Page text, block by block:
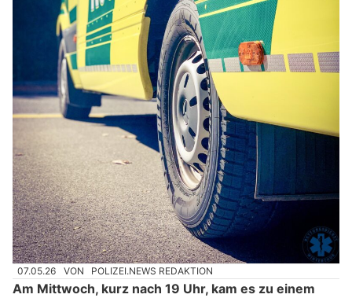
07.05.26 VON POLIZEI.NEWS REDAKTION
Am Mittwoch, kurz nach 19 Uhr, kam es zu einem